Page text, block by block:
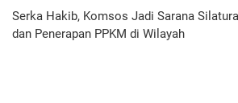
Serka Hakib, Komsos Jadi Sarana
dan Penerapan PPKM di Wilayah